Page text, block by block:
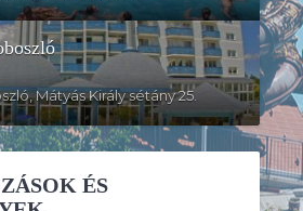
Mátyás Király sétány 25.
ÉS